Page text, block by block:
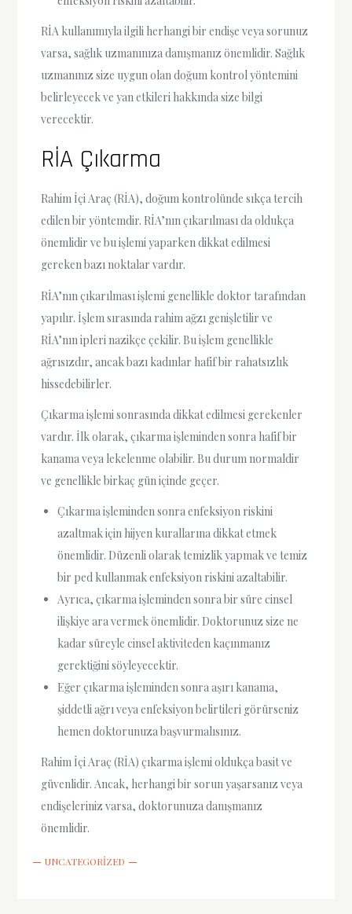
RİA kullanımıyla ilgili herhangi bir endişe veya sorunuz
varsa, sağlık uzmanınıza danışmanız önemlidir. Sağlık
uzmanınız size uygun olan doğum kontrol yöntemini
belirleyecek ve yan etkileri hakkında size bilgi
verecektir.
RİA Çıkarma
Rahim İçi Araç (RİA), doğum kontrolünde sıkça tercih
edilen bir yöntemdir. RİA’nın çıkarılması da oldukça
önemlidir ve bu işlemi yaparken dikkat edilmesi
gereken bazı noktalar vardır.
RİA’nın çıkarılması işlemi genellikle doktor tarafından
yapılır. İşlem sırasında rahim ağzı genişletilir ve
RİA’nın ipleri nazikçe çekilir. Bu işlem genellikle
ağrısızdır, ancak bazı kadınlar hafif bir rahatsızlık
hissedebilirler.
Çıkarma işlemi sonrasında dikkat edilmesi gerekenler
vardır. İlk olarak, çıkarma işleminden sonra hafif bir
kanama veya lekelenme olabilir. Bu durum normaldir
ve genellikle birkaç gün içinde geçer.
Çıkarma işleminden sonra enfeksiyon riskini
azaltmak için hijyen kurallarına dikkat etmek
önemlidir. Düzenli olarak temizlik yapmak ve temiz
bir ped kullanmak enfeksiyon riskini azaltabilir.
Ayrıca, çıkarma işleminden sonra bir süre cinsel
ilişkiye ara vermek önemlidir. Doktorunuz size ne
kadar süreyle cinsel aktiviteden kaçınmanız
gerektiğini söyleyecektir.
Eğer çıkarma işleminden sonra aşırı kanama,
şiddetli ağrı veya enfeksiyon belirtileri görürseniz
hemen doktorunuza başvurmalısınız.
Rahim İçi Araç (RİA) çıkarma işlemi oldukça basit ve
güvenlidir. Ancak, herhangi bir sorun yaşarsanız veya
endişeleriniz varsa, doktorunuza danışmanız
önemlidir.
UNCATEGORIZED